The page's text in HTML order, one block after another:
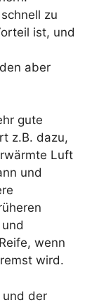
zu
ist, und
aber
gute
z.B. dazu,
Luft
und
wenn
wird.
und der